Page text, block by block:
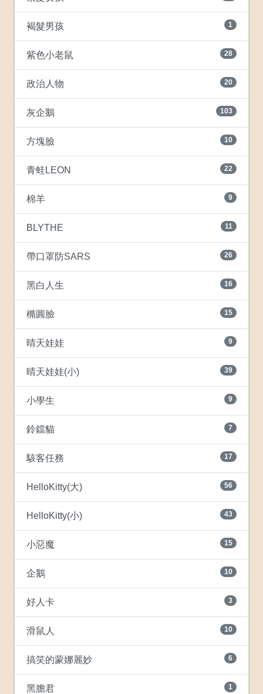
褐髮男孩 1
紫色小老鼠 28
政治人物 20
灰企鵝 103
方塊臉 10
青蛙LEON 22
棉羊 9
BLYTHE 11
帶口罩防SARS 26
黑白人生 16
橢圓臉 15
晴天娃娃 9
晴天娃娃(小) 39
小學生 9
鈴鐺貓 7
駭客任務 17
HelloKitty(大) 56
HelloKitty(小) 43
小惡魔 15
企鵝 10
好人卡 3
滑鼠人 10
搞笑的蒙娜麗妙 6
黑膽君 1